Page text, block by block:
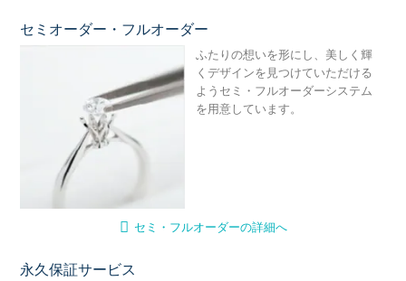
セミオーダー・フルオーダー
ふたりの想いを形にし、美しく輝
くデザインを見つけていただける
ようセミ・フルオーダーシステム
を用意しています。
セミ・フルオーダーの詳細へ
永久保証サービス